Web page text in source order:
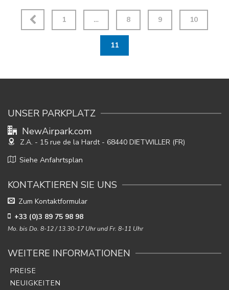
1 … 8 9 10
11
UNSER PARKPLATZ
NewAirpark.com
Z.A. - 15 rue de la Hardt - 68440 DIETWILLER (FR)
Siehe Anfahrtsplan
KONTAKTIEREN SIE UNS
Zum Kontaktformular
+33 (0)3 89 75 98 98
Mo. bis Do. 8-12 / 13.30-17 Uhr und Fr. 8-11 Uhr
WEITERE INFORMATIONEN
PREISE
NEUIGKEITEN